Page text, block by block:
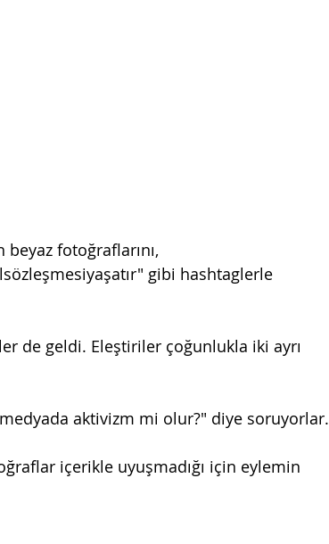
beyaz fotoğraflarını,
gibi hashtaglerle
de geldi. Eleştiriler çoğunlukla iki ayrı
aktivizm mi olur?" diye soruyorlar.
içerikle uyuşmadığı için eylemin